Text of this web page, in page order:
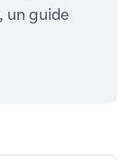
un guide